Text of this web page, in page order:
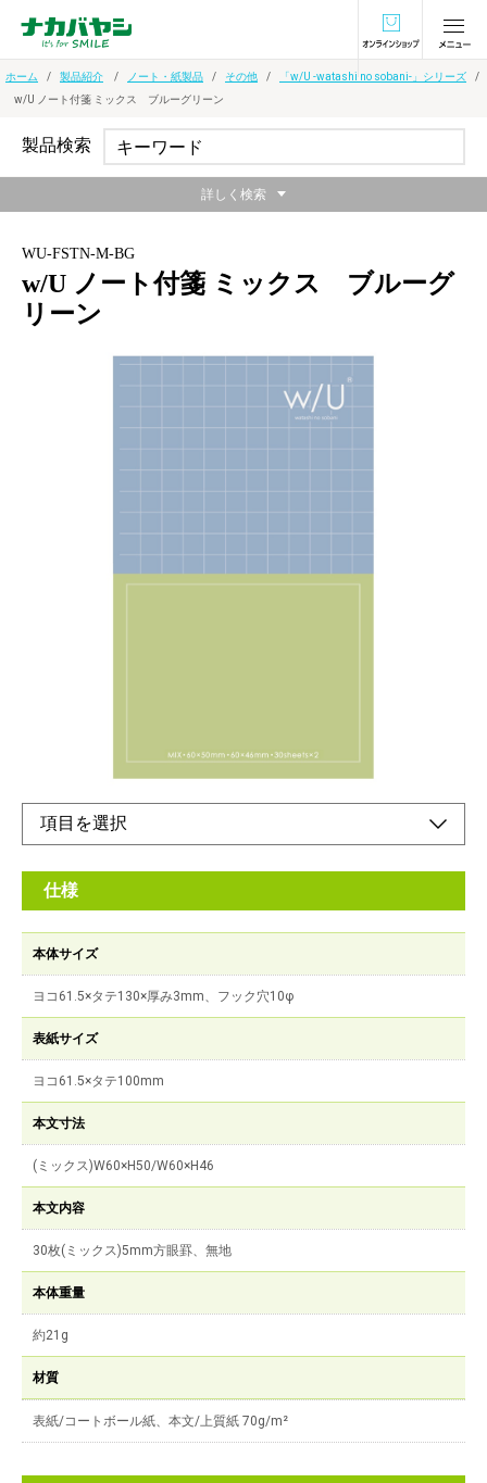
オンラインショ
ホーム 製品紹介 ノート・紙製品 その他
「w/U -watashi no sobani-」シリーズ
w/U ノート付箋 ミックス ブルーグリーン
WU-FSTN-M-BG
w/U ノート付箋 ミックス ブルーグ
リーン
オンラインショップ
仕様
本体サイズ
ヨコ61.5×タテ130×厚み3mm、フック穴10φ
表紙サイズ
ヨコ61.5×タテ100mm
本文寸法
(ミックス)W60×H50/W60×H46
本文内容
30枚(ミックス)5mm方眼罫、無地
本体重量
約21g
材質
表紙/コートボール紙、本文/上質紙 70g/m²
製品検索
詳しく検索